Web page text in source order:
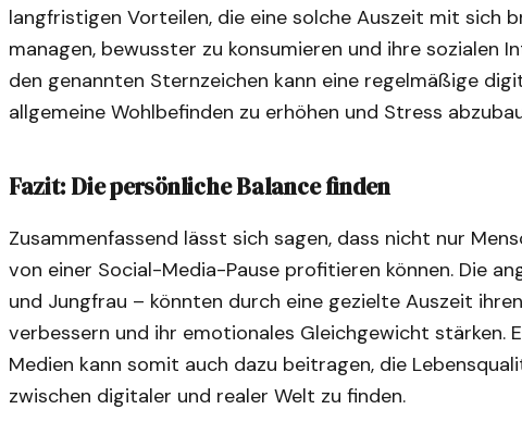
langfristigen Vorteilen, die eine solche Auszeit mit sich
managen, bewusster zu konsumieren und ihre sozialen
den genannten Sternzeichen kann eine regelmäßige
allgemeine Wohlbefinden zu erhöhen und Stress
Fazit: Die persönliche Balance finden
Zusammenfassend lässt sich sagen, dass nicht nur
von einer Social-Media-Pause profitieren können. Die
und Jungfrau – könnten durch eine gezielte Auszeit
verbessern und ihr emotionales Gleichgewicht stärken.
Medien kann somit auch dazu beitragen, die
zwischen digitaler und realer Welt zu finden.